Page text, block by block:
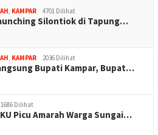
KAMPAR 4701 Dilihat
Silontiok di Tapung…
KAMPAR 2036 Dilihat
Bupati Kampar, Bupat…
1686 Dilihat
Picu Amarah Warga Sungai…